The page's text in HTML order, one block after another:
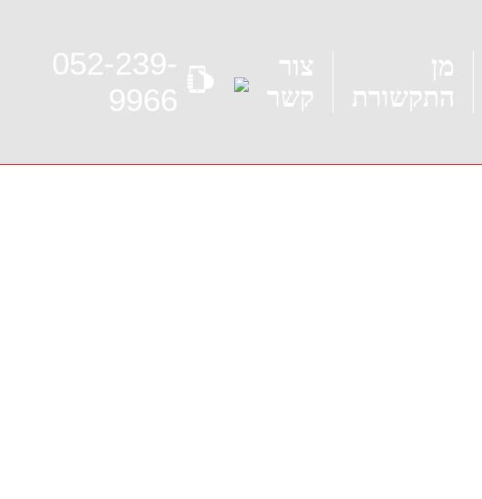
מן
התקשורת
צור
קשר
052-239-
9966